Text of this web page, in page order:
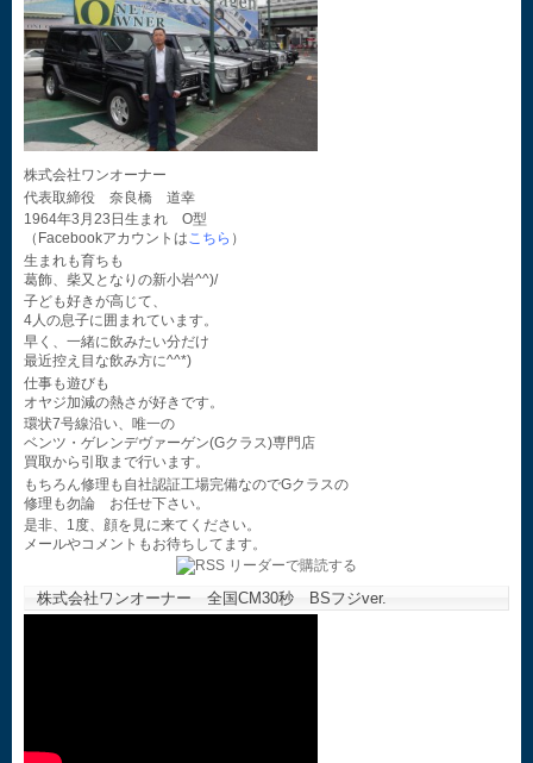
株式会社ワンオーナー
代表取締役 奈良橋 道幸
1964年3月23日生まれ O型
（Facebookアカウントはこちら ）
生まれも育ちも
葛飾、柴又となりの新小岩^^)/
子ども好きが高じて、
4人の息子に囲まれています。
早く、一緒に飲みたい分だけ
最近控え目な飲み方に^^*)
仕事も遊びも
オヤジ加減の熱さが好きです。
環状7号線沿い、唯一の
ベンツ・ゲレンデヴァーゲン(Gクラス)専門店
買取から引取まで行います。
もちろん修理も自社認証工場完備なのでGクラスの
修理も勿論 お任せ下さい。
是非、1度、顔を見に来てください。
メールやコメントもお待ちしてます。
株式会社ワンオーナー 全国CM30秒 BSフジver.